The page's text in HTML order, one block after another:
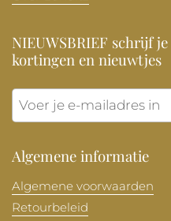
NIEUWSBRIEF schrijf
kortingen en nieuwtjes
Algemene informatie
Algemene voorwaarden
Retourbeleid